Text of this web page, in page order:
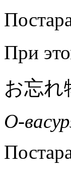
При
お忘れ
О-